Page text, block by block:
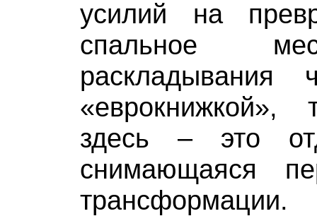
усилий на
спальное
«еврокнижкой»,
здесь – это
снимающаяся
трансформации.